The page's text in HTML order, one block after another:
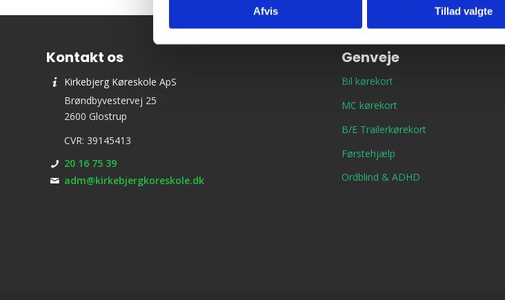
Afvis Tillad valgte
Kontakt os
Kirkebjerg Køreskole ApS
Brøndbyvestervej 25
2600 Glostrup
CVR: 39145413
20 16 75 39
adm@kirkebjergkoreskole.dk
Genveje
Bil kørekort
MC kørekort
B/E Trailerkørekort
Førstehjælp
Ordblind & ADHD